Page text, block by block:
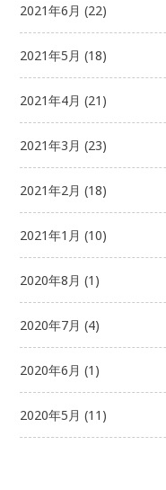
2021年6月 (22)
2021年5月 (18)
2021年4月 (21)
2021年3月 (23)
2021年2月 (18)
2021年1月 (10)
2020年8月 (1)
2020年7月 (4)
2020年6月 (1)
2020年5月 (11)